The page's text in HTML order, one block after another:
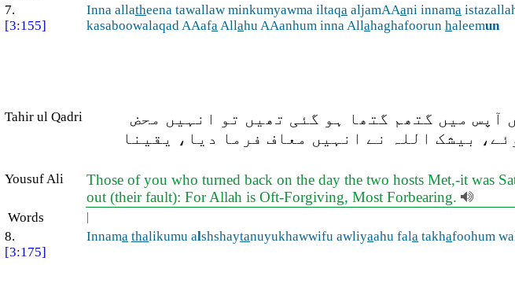
7.
[3:155]
Inna allatheena tawallaw minkumyawma iltaqa aljamAAani innama
kasaboowalaqad AAafaAllahu AAanhum inna Allahaghafoorun haleemun
Tahir ul Qadri
آپس میں گتھم گتھا ہو گئی تھیں تو انہیں محض
بیشک اللہ نے انہیں معاف فرما دیا، یقینا
Yousuf Ali
Those of you who turned back on the day the two hosts Met,-it was
out (their fault): For Allah is Oft-Forgiving, Most Forbearing.
Words |
8.
[3:175]
Innama thalikumu alshshaytanuyukhawwifu awliyaahu fala takhafoohum